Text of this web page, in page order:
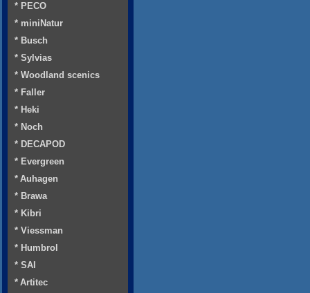
* PECO
* miniNatur
* Busch
* Sylvias
* Woodland scenics
* Faller
* Heki
* Noch
* DECAPOD
* Evergreen
* Auhagen
* Brawa
* Kibri
* Viessman
* Humbrol
* SAI
* Artitec